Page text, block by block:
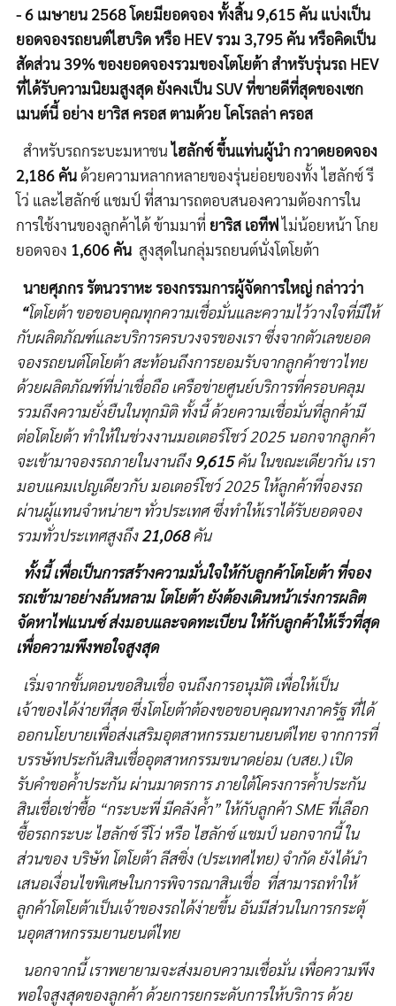
- 6 เมษายน 2568 โดยมียอดจอง ทั้งสิ้น9,615คัน แบ่งเป็น
ยอดจองรถยนต์ไฮบริด หรือ HEV รวม 3,795คัน หรือคิดเป็น
สัดส่วน 39% ของยอดจองรวมของโตโยต้าสำหรับรุ่นรถ HEV
ที่ได้รับความนิยมสูงสุด ยังคงเป็น SUV ที่ขายดีที่สุดของเซก
เมนต์นี้ อย่าง ยาริส ครอส ตามด้วย โคโรลล่า ครอส
สำหรับรถกระบะมหาชนไฮลักซ์ ขึ้นแท่นผู้นำ กวาดยอดจอง
2,186 คันด้วยความหลากหลายของรุ่นย่อยของทั้ง ไฮลักซ์ รี
โว่ และไฮลักซ์ แชมป์ ที่สามารถตอบสนองความต้องการใน
การใช้งานของลูกค้าได้ ข้ามมาที่ ยาริส เอทีฟไม่น้อยหน้า โกย
ยอดจอง 1,606 คันสูงสุดในกลุ่มรถยนต์นั่งโตโยต้า
นายศุภกร รัตนวราหะ รองกรรมการผู้จัดการใหญ่ กล่าวว่า
“โตโยต้า ขอขอบคุณทุกความเชื่อมั่นและความไว้วางใจที่มีให้
กับผลิตภัณฑ์และบริการครบวงจรของเรา ซึ่งจากตัวเลขยอด
จองรถยนต์โตโยต้า สะท้อนถึงการยอมรับจากลูกค้าชาวไทย
ด้วยผลิตภัณฑ์ที่น่าเชื่อถือ เครือข่ายศูนย์บริการที่ครอบคลุม
รวมถึงความยั่งยืนในทุกมิติ ทั้งนี้ ด้วยความเชื่อมั่นที่ลูกค้ามี
ต่อโตโยต้า ทำให้ในช่วงงานมอเตอร์โชว์2025 นอกจากลูกค้า
จะเข้ามาจองรถภายในงานถึง 9,615คัน ในขณะเดียวกัน เรา
มอบแคมเปญเดียวกับ มอเตอร์โชว์ 2025 ให้ลูกค้าที่จองรถ
ผ่านผู้แทนจำหน่ายฯ ทั่วประเทศ ซึ่งทำให้เราได้รับยอดจอง
รวมทั่วประเทศสูงถึง21,068คัน
ทั้งนี้ เพื่อเป็นการสร้างความมั่นใจให้กับลูกค้าโตโยต้า ที่จอง
รถเข้ามาอย่างล้นหลาม โตโยต้า ยังต้องเดินหน้าเร่งการผลิต
จัดหาไฟแนนซ์ ส่งมอบและจดทะเบียน ให้กับลูกค้าให้เร็วที่สุด
เพื่อความพึงพอใจสูงสุด
เริ่มจากขั้นตอนขอสินเชื่อ จนถึงการอนุมัติ เพื่อให้เป็น
เจ้าของได้ง่ายที่สุด ซึ่งโตโยต้าต้องขอขอบคุณทางภาครัฐ ที่ได้
ออกนโยบายเพื่อส่งเสริมอุตสาหกรรมยานยนต์ไทย จากการที่
บรรษัทประกันสินเชื่ออุตสาหกรรมขนาดย่อม (บสย.) เปิด
รับคำขอค้ำประกัน ผ่านมาตรการ ภายใต้โครงการค้ำประกัน
สินเชื่อเช่าซื้อ “กระบะพี่ มีคลังค้ำ” ให้กับลูกค้า SME ที่เลือก
ซื้อรถกระบะ ไฮลักซ์ รีโว่ หรือ ไฮลักซ์ แชมป์ นอกจากนี้ ใน
ส่วนของ บริษัท โตโยต้า ลีสซิ่ง (ประเทศไทย) จำกัด ยังได้นำ
เสนอเงื่อนไขพิเศษในการพิจารณาสินเชื่อ ที่สามารถทำให้
ลูกค้าโตโยต้าเป็นเจ้าของรถได้ง่ายขึ้น อันมีส่วนในการกระตุ้
นอุตสาหกรรมยานยนต์ไทย
นอกจากนี้ เราพยายามจะส่งมอบความเชื่อมั่น เพื่อความพึง
พอใจสูงสุดของลูกค้า ด้วยการยกระดับการให้บริการ ด้วย